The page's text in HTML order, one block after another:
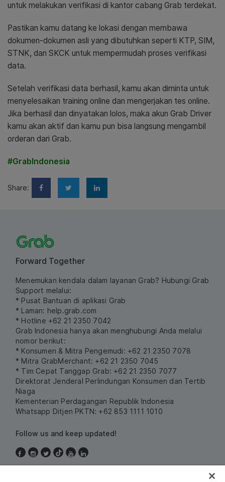
untuk melakukan verifikasi di kantor cabang Grab terdekat.
Pastikan kamu datang ke lokasi dengan membawa
dokumen-dokumen asli yang dibutuhkan seperti KTP, SIM,
STNK, dan SKCK untuk mempermudah proses verifikasi
data.
Setelah verifikasi data berhasil, kamu akan diminta untuk
menyelesaikan training online dan mengerjakan tes online.
Jika berhasil dan dinyatakan lolos, maka akun Grab Driver
kamu akan aktif dan kamu pun bisa langsung mengambil
orderan dari Grab.
#GrabIndonesia
Share:
Forward Together
Menemukan kendala dalam layanan Grab? Hubungi Grab
Support melalui:
* Pusat Bantuan di aplikasi Grab
* Laman: help.grab.com
* Hotline +62 21 2350 7042
Grab Indonesia hanya akan menghubungi Anda melalui
nomor berikut:
* Konsumen & Mitra Pengemudi: +62 21 2350 7078
* Mitra GrabMerchant: +62 21 2350 7045
* Tim Cepat Tanggap Grab: +62 21 2350 7077
Direktorat Jenderal Perlindungan Konsumen dan Tertib
Niaga
Kementerian Perdagangan Republik Indonesia
Whatsapp Ditjen PKTN: +62 853 1111 1010
Follow us and keep updated!